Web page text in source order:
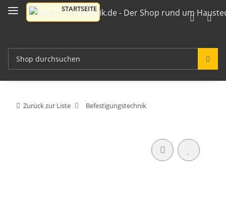
Zurück zur Liste Befestigungstechnik